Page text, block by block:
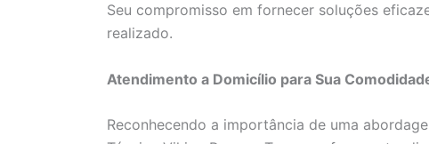
Seu compromisso em fornecer soluções
realizado.
Atendimento a Domicílio para Sua
Reconhecendo a importância de uma